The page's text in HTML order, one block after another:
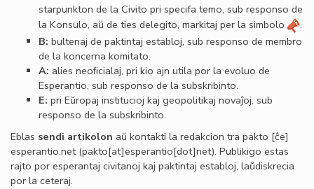
starpunkton de la Civito pri specifa temo, sub responso de
la Konsulo, aŭ de ties delegito, markitaj per la simbolo
.
B: bultenaj de paktintaj establoj, sub responso de membro
de la koncerna komitato.
A: alies neoﬁcialaj, pri kio ajn utila por la evoluo de
Esperantio, sub responso de la subskribinto.
E: pri Eŭropaj institucioj kaj geopolitikaj novaĵoj, sub
responso de la subskribinto.
Eblas sendi artikolon aŭ kontakti la redakcion tra pakto [ĉe]
esperantio.net(pakto[at]esperantio[dot]net). Publikigo estas
rajto por esperantaj civitanoj kaj paktintaj establoj, laŭdiskrecia
por la ceteraj.